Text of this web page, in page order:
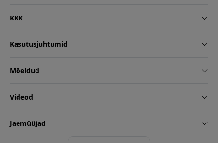
KKK
Kasutusjuhtumid
Mõeldud
Videod
Jaemüüjad